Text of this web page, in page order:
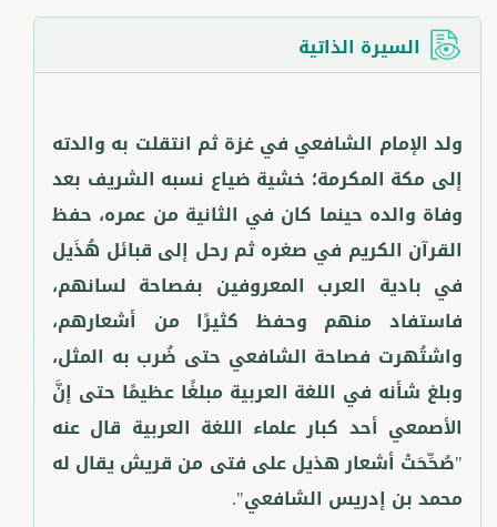
السيرة الذاتية
ولد الإمام الشافعي في غزة ثم انتقلت به والدته
إلى مكة المكرمة؛ خشية ضياع نسبه الشريف بعد
وفاة والده حينما كان في الثانية من عمره، حفظ
القرآن الكريم في صغره ثم رحل إلى قبائل هُذَيل
في بادية العرب المعروفين بفصاحة لسانهم،
فاستفاد منهم وحفظ كثيرًا من أشعارهم،
واشتُهرت فصاحة الشافعي حتى ضُرب به المثل،
وبلغ شأنه في اللغة العربية مبلغًا عظيمًا حتى إنَّ
الأصمعي أحد كبار علماء اللغة العربية قال عنه
"صُحِّحَتْ أشعار هذيل على فتى من قريش يقال له